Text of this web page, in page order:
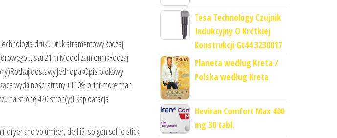
druku Druk atramentowyRodzaj
tuszu 21 mlModel ZamiennikRodzaj
dostawy JednopakOpis blokowy
wydajności strony +110% print more than
na stronę 420 stron(y)Eksploatacja
dryer and volumizer, dell i7, spigen selfie stick,
Tesa Technology Czujnik
Indukcyjny O Krótkiej
Konstrukcji Gt44 3230017
Planeta według Kreta /
Polska według Kreta
Heviran Comfort Max 400
mg 30 tabl.